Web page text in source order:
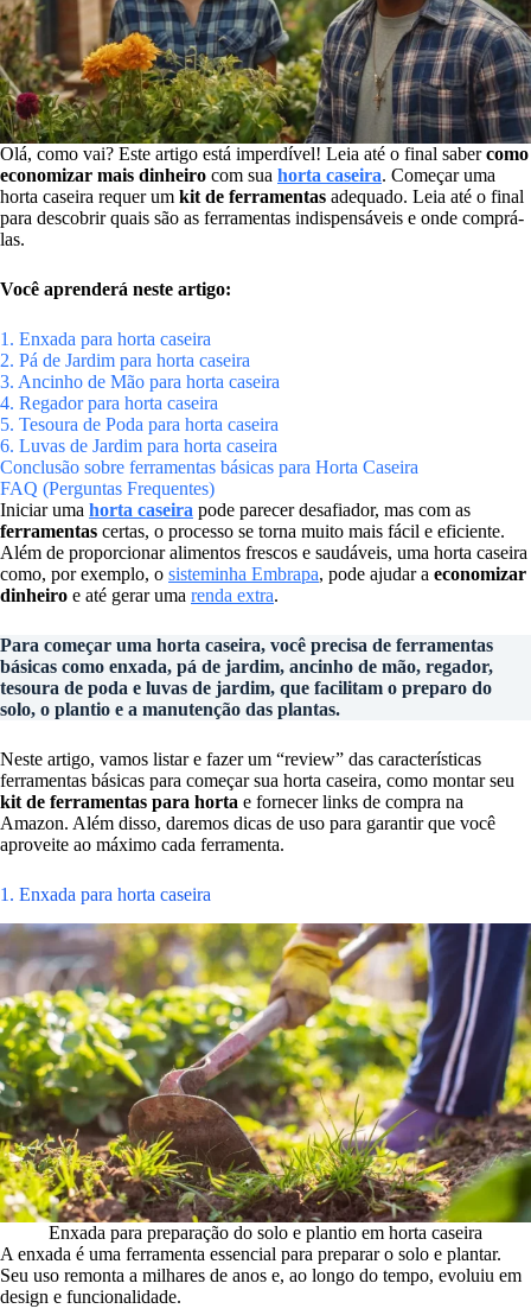
Olá, como vai? Este artigo está imperdível! Leia até o final sabercomo
economizar mais dinheiro com sua horta caseira. Começar uma
horta caseira requer um kit de ferramentas adequado. Leia até o final
para descobrir quais são as ferramentas indispensáveis e onde comprá-
las.
Você aprenderá neste artigo:
1. Enxada para horta caseira
2. Pá de Jardim para horta caseira
3. Ancinho de Mão para horta caseira
4. Regador para horta caseira
5. Tesoura de Poda para horta caseira
6. Luvas de Jardim para horta caseira
Conclusão sobre ferramentas básicas para Horta Caseira
FAQ (Perguntas Frequentes)
Iniciar uma horta caseira pode parecer desafiador, mas com as
ferramentas certas, o processo se torna muito mais fácil e eficiente.
Além de proporcionar alimentos frescos e saudáveis, uma horta caseira
como, por exemplo, o sisteminha Embrapa, pode ajudar a economizar
dinheiro e até gerar uma renda extra.
Para começar uma horta caseira, você precisa de ferramentas
básicas como enxada, pá de jardim, ancinho de mão, regador,
tesoura de poda e luvas de jardim, que facilitam o preparo do
solo, o plantio e a manutenção das plantas.
Neste artigo, vamos listar e fazer um “review” das características
ferramentas básicas para começar sua horta caseira, como montar seu
kit de ferramentas para horta e fornecer links de compra na
Amazon. Além disso, daremos dicas de uso para garantir que você
aproveite ao máximo cada ferramenta.
1. Enxada para horta caseira
Enxada para preparação do solo e plantio em horta caseira
A enxada é uma ferramenta essencial para preparar o solo e plantar.
Seu uso remonta a milhares de anos e, ao longo do tempo, evoluiu em
design e funcionalidade.